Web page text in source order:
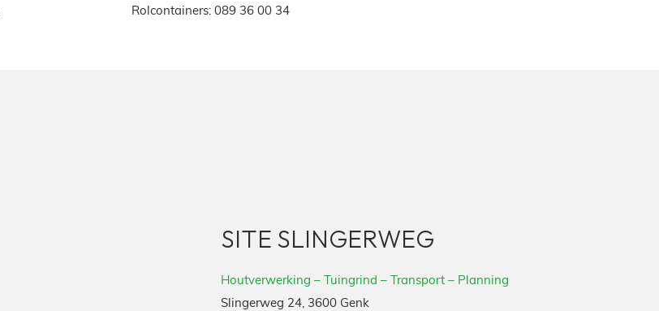
Rolcontainers:089 36 00 34
SITE SLINGERWEG
Houtverwerking – Tuingrind – Transport – Planning
Slingerweg 24, 3600 Genk